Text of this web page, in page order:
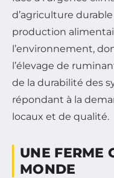
d’agriculture
production
l’environnement,
l’élevage de
de la durabilité des
répondant à la
locaux et de qualité.
UNE FERME
MONDE